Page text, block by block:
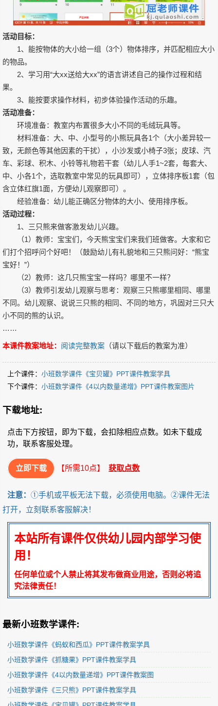
活动目标：
1、能按物体的大小给一组（3个）物体排序，并匹配相应大小
的物品。
2、学习用“大xx送给大xx”的语言讲述自己的操作过程和结
果。
3、能按要求操作材料，初步体验操作活动的乐趣。
活动准备：
环境准备：教室内布置很多大小不同的毛绒玩具等。
材料准备：大、中、小型号的小熊玩具各1个（大小差异较一
致，无颜色等其他因素的干扰），小沙发或小椅子3张；皮球、汽
车、彩球、积木、小铃等礼物若干套（幼儿人手1~2套，每套大、
中、小各1个，选取教室中常见的玩具即可），立体排序板1套（包
含立体红旗1面，方便幼儿观察即可）。
经验准备：幼儿能正确区分物体的大小、使用排序板。
活动过程：
1、三只熊来做客激发幼儿兴趣。
（1）教师：宝宝们，今天熊宝宝们来我们班做客。大家和它
们打个招呼问个好吧！（鼓励幼儿有礼貌地和三只熊问好：“熊宝
宝好！”）
（2）教师：这几只熊宝宝一样吗？哪里不一样？
（3）教师引发幼儿观察与思考：观察三只熊哪里相同、哪里
不同。幼儿观察、说说三只熊的相同、不同的地方，巩固对三只大
小不同的熊的认识。
……
本课件教案地址： 阅读完整教案 （请以下载后的教案为准）
上个课件： 小班数学课件《宝贝罐》PPT课件教案学具
下个课件： 小班数学课件《4以内数量递增》PPT课件教案图片
下载地址:
点击下方按钮，即为下载，会扣除相应点数。如未下载成
功，联系客服处理。
立即下载 【所需10点】 获取点数
注意： ①手机或平板无法下载，必须使用电脑。②课件无法
打开，立刻联系客服解决！
本站所有课件仅供幼儿园内部学习使
用！
任何单位或个人禁止将其发布做商业用途，否则必将追
究法律责任！
最新小班数学课件:
小班数学课件《蚂蚁和西瓜》PPT课件教案学具
小班数学课件《抓糖果》PPT课件教案学具
小班数学课件《4以内数量递增》PPT课件教案图
小班数学课件《三只熊》PPT课件教案学具